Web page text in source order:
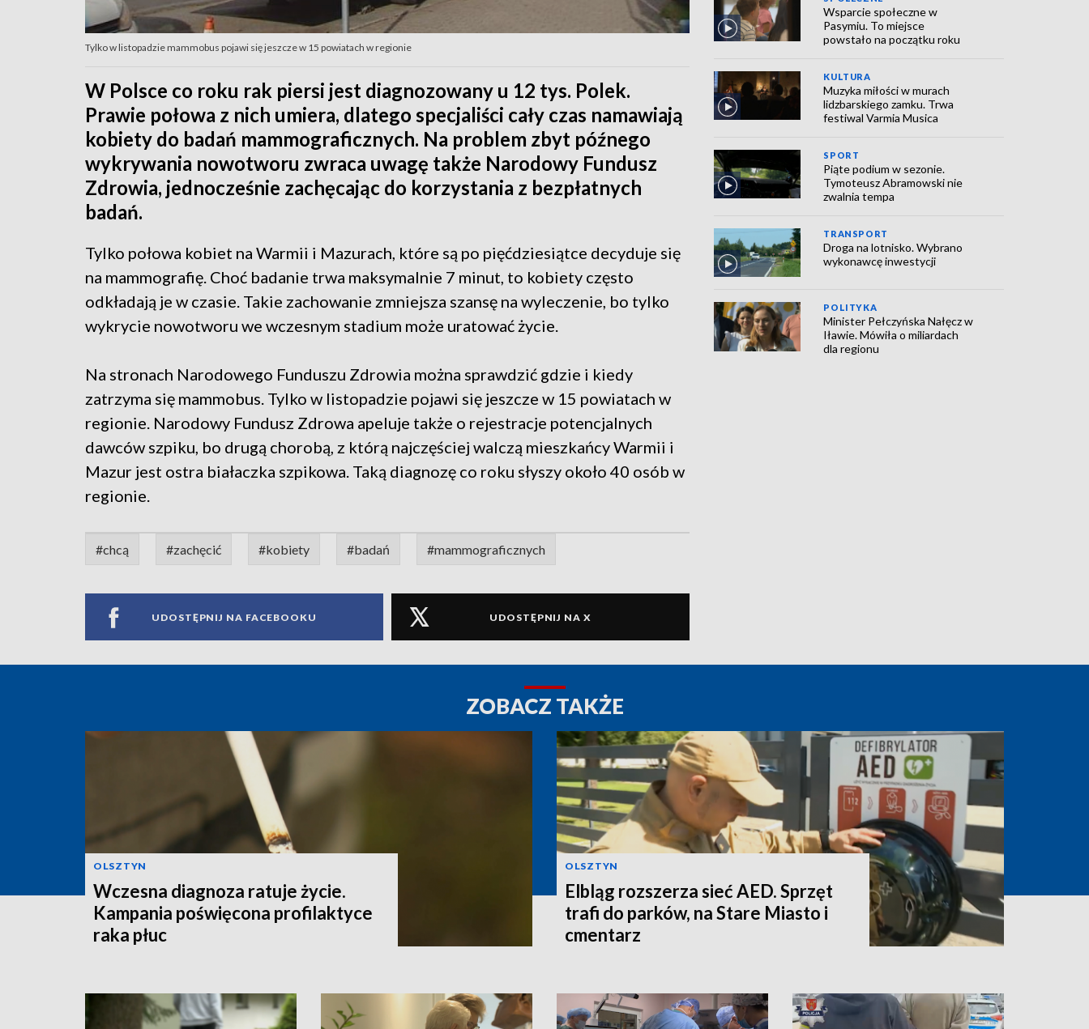
Tylko w listopadzie mammobus pojawi się jeszcze w 15 powiatach w regionie
W Polsce co roku rak piersi jest diagnozowany u 12 tys. Polek.
Prawie połowa z nich umiera, dlatego specjaliści cały czas namawiają
kobiety do badań mammograficznych. Na problem zbyt późnego
wykrywania nowotworu zwraca uwagę także Narodowy Fundusz
Zdrowia, jednocześnie zachęcając do korzystania z bezpłatnych
badań.
Tylko połowa kobiet na Warmii i Mazurach, które są po pięćdziesiątce decyduje się
na mammografię. Choć badanie trwa maksymalnie 7 minut, to kobiety często
odkładają je w czasie. Takie zachowanie zmniejsza szansę na wyleczenie, bo tylko
wykrycie nowotworu we wczesnym stadium może uratować życie.
Na stronach Narodowego Funduszu Zdrowia można sprawdzić gdzie i kiedy
zatrzyma się mammobus. Tylko w listopadzie pojawi się jeszcze w 15 powiatach w
regionie. Narodowy Fundusz Zdrowa apeluje także o rejestracje potencjalnych
dawców szpiku, bo drugą chorobą, z którą najczęściej walczą mieszkańcy Warmii i
Mazur jest ostra białaczka szpikowa. Taką diagnozę co roku słyszy około 40 osób w
regionie.
#chcą #zachęcić #kobiety #badań #mammograficznych
UDOSTĘPNIJ NA FACEBOOKU UDOSTĘPNIJ NA X
Wsparcie społeczne w
Pasymiu. To miejsce
powstało na początku roku
KULTURA
Muzyka miłości w murach
lidzbarskiego zamku. Trwa
festiwal Varmia Musica
SPORT
Piąte podium w sezonie.
Tymoteusz Abramowski nie
zwalnia tempa
TRANSPORT
Droga na lotnisko. Wybrano
wykonawcę inwestycji
POLITYKA
Minister Pełczyńska Nałęcz w
Iławie. Mówiła o miliardach
dla regionu
ZOBACZ TAKŻE
OLSZTYN
Wczesna diagnoza ratuje życie.
Kampania poświęcona profilaktyce
raka płuc
OLSZTYN
Elbląg rozszerza sieć AED. Sprzęt
trafi do parków, na Stare Miasto i
cmentarz